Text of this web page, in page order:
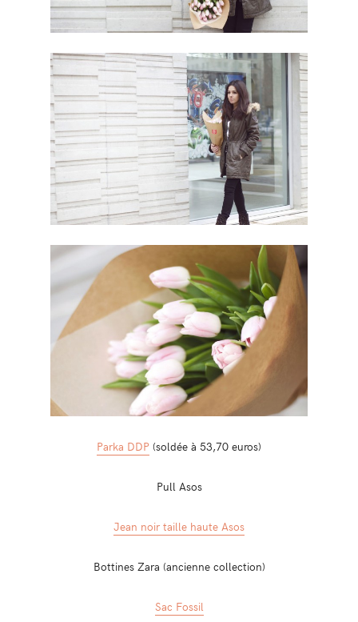
Parka DDP (soldée à 53,70 euros)
Pull Asos
Jean noir taille haute Asos
Bottines Zara (ancienne collection)
Sac Fossil